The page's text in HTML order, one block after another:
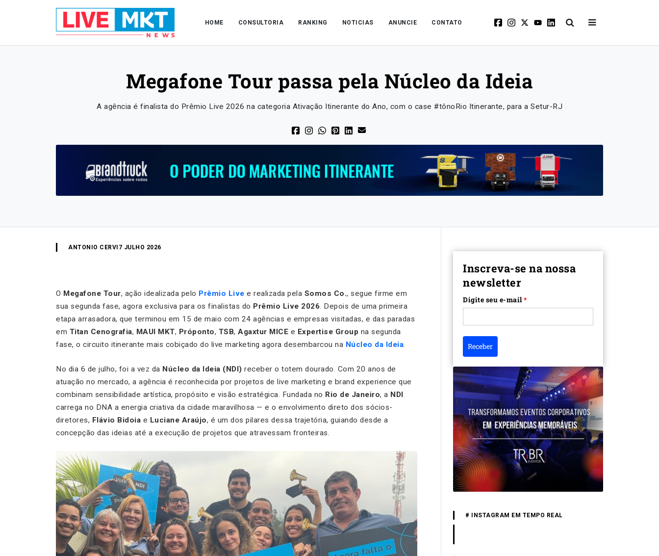
HOME CONSULTORIA RANKING NOTICIAS ANUNCIE CONTATO
Megafone Tour passa pela Núcleo da Ideia
A agência é finalista do Prêmio Live 2026 na categoria Ativação Itinerante do Ano, com o case #tônoRio Itinerante, para a Setur-RJ
ANTONIO CERVI 7 JULHO 2026
O Megafone Tour, ação idealizada pelo Prêmio Live e realizada pela Somos Co., segue firme em
sua segunda fase, agora exclusiva para os finalistas do Prêmio Live 2026. Depois de uma primeira
etapa arrasadora, que terminou em 15 de maio com 24 agências e empresas visitadas, e das paradas
em Titan Cenografia, MAUI MKT, Próponto, TSB, Agaxtur MICE e Expertise Group na segunda
fase, o circuito itinerante mais cobiçado do live marketing agora desembarcou na Núcleo da Ideia.
No dia 6 de julho, foi a vez da Núcleo da Ideia (NDI) receber o totem dourado. Com 20 anos de
atuação no mercado, a agência é reconhecida por projetos de live marketing e brand experience que
combinam sensibilidade artística, propósito e visão estratégica. Fundada no Rio de Janeiro, a NDI
carrega no DNA a energia criativa da cidade maravilhosa — e o envolvimento direto dos sócios-
diretores, Flávio Bidoia e Luciane Araújo, é um dos pilares dessa trajetória, guiando desde a
concepção das ideias até a execução de projetos que atravessam fronteiras.
Inscreva-se na nossa
newsletter
Digite seu e-mail*
Receber
# INSTAGRAM EM TEMPO REAL